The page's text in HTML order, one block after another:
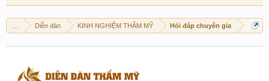
Diễn đàn KINH NGHIỆM THẨM MỸ Hỏi đáp chuyên gia